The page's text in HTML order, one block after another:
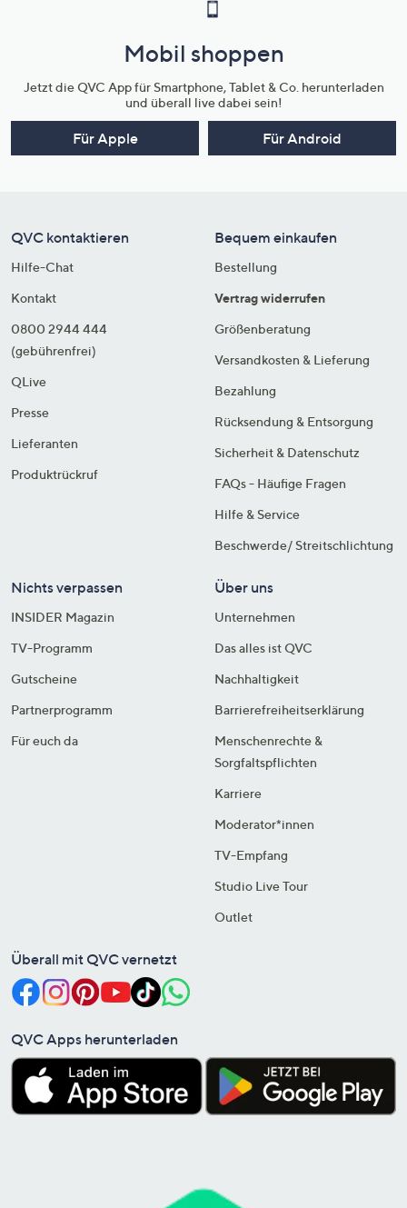
Mobil shoppen
Jetzt die QVC App für Smartphone, Tablet & Co. herunterladen
und überall live dabei sein!
Für Apple Für Android
QVC kontaktieren
Hilfe-Chat
Kontakt
0800 2944 444
(gebührenfrei)
QLive
Presse
Lieferanten
Produktrückruf
Bequem einkaufen
Bestellung
Vertrag widerrufen
Größenberatung
Versandkosten & Lieferung
Bezahlung
Rücksendung & Entsorgung
Sicherheit & Datenschutz
FAQs - Häufige Fragen
Hilfe & Service
Beschwerde/ Streitschlichtung
Nichts verpassen
INSIDER Magazin
TV-Programm
Gutscheine
Partnerprogramm
Für euch da
Über uns
Unternehmen
Das alles ist QVC
Nachhaltigkeit
Barrierefreiheitserklärung
Menschenrechte &
Sorgfaltspflichten
Karriere
Moderator*innen
TV-Empfang
Studio Live Tour
Outlet
Überall mit QVC vernetzt
QVC Apps herunterladen